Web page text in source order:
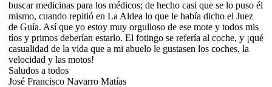
buscar medicinas para los médicos; de hecho casi que se lo puso él
mismo, cuando repitió en La Aldea lo que le había dicho el Juez
de Guía. Así que yo estoy muy orgulloso de ese mote y todos mis
tíos y primos deberían estarlo. El fotingo se refería al coche, y ¡qué
casualidad de la vida que a mi abuelo le gustasen los coches, la
velocidad y las motos!
Saludos a todos
José Francisco Navarro Matías